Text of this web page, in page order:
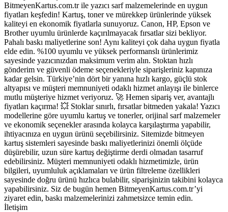
BitmeyenKartus.com.tr ile yazıcı sarf malzemelerinde en uygun
fiyatları keşfedin! Kartuş, toner ve mürekkep ürünlerinde yüksek
kaliteyi en ekonomik fiyatlarla sunuyoruz. Canon, HP, Epson ve
Brother uyumlu ürünlerde kaçırılmayacak fırsatlar sizi bekliyor.
Pahalı baskı maliyetlerine son! Aynı kaliteyi çok daha uygun fiyatla
elde edin. %100 uyumlu ve yüksek performanslı ürünlerimiz
sayesinde yazıcınızdan maksimum verim alın. Stoktan hızlı
gönderim ve güvenli ödeme seçenekleriyle siparişleriniz kapınıza
kadar gelsin. Türkiye’nin dört bir yanına hızlı kargo, güçlü stok
altyapısı ve müşteri memnuniyeti odaklı hizmet anlayışı ile binlerce
mutlu müşteriye hizmet veriyoruz. 🚀 Hemen sipariş ver, avantajlı
fiyatları kaçırma! 💥 Stoklar sınırlı, fırsatlar bitmeden yakala! Yazıcı
modellerine göre uyumlu kartuş ve tonerler, orijinal sarf malzemeler
ve ekonomik seçenekler arasında kolayca karşılaştırma yapabilir,
ihtiyacınıza en uygun ürünü seçebilirsiniz. Sitemizde bitmeyen
kartuş sistemleri sayesinde baskı maliyetlerinizi önemli ölçüde
düşürebilir, uzun süre kartuş değiştirme derdi olmadan tasarruf
edebilirsiniz. Müşteri memnuniyeti odaklı hizmetimizle, ürün
bilgileri, uyumluluk açıklamaları ve ürün filtreleme özellikleri
sayesinde doğru ürünü hızlıca bulabilir, siparişinizin takibini kolayca
yapabilirsiniz. Siz de bugün hemen BitmeyenKartus.com.tr’yi
ziyaret edin, baskı malzemelerinizi zahmetsizce temin edin.
İletişim